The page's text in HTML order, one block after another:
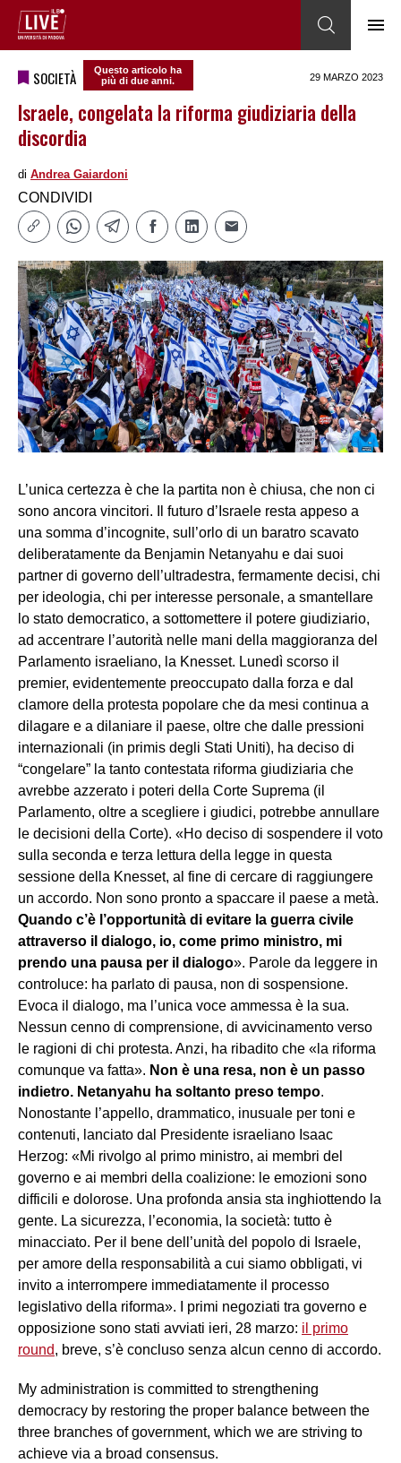
SOCIETÀ
Questo articolo ha
più di due anni.
29 MARZO 2023
Israele, congelata la riforma giudiziaria della
discordia
di Andrea Gaiardoni
CONDIVIDI
L’unica certezza è che la partita non è chiusa, che non ci
sono ancora vincitori. Il futuro d’Israele resta appeso a
una somma d’incognite, sull’orlo di un baratro scavato
deliberatamente da Benjamin Netanyahu e dai suoi
partner di governo dell’ultradestra, fermamente decisi, chi
per ideologia, chi per interesse personale, a smantellare
lo stato democratico, a sottomettere il potere giudiziario,
ad accentrare l’autorità nelle mani della maggioranza del
Parlamento israeliano, la Knesset. Lunedì scorso il
premier, evidentemente preoccupato dalla forza e dal
clamore della protesta popolare che da mesi continua a
dilagare e a dilaniare il paese, oltre che dalle pressioni
internazionali (in primis degli Stati Uniti), ha deciso di
“congelare” la tanto contestata riforma giudiziaria che
avrebbe azzerato i poteri della Corte Suprema (il
Parlamento, oltre a scegliere i giudici, potrebbe annullare
le decisioni della Corte). «Ho deciso di sospendere il voto
sulla seconda e terza lettura della legge in questa
sessione della Knesset, al fine di cercare di raggiungere
un accordo. Non sono pronto a spaccare il paese a metà.
Quando c’è l’opportunità di evitare la guerra civile
attraverso il dialogo, io, come primo ministro, mi
prendo una pausa per il dialogo». Parole da leggere in
controluce: ha parlato di pausa, non di sospensione.
Evoca il dialogo, ma l’unica voce ammessa è la sua.
Nessun cenno di comprensione, di avvicinamento verso
le ragioni di chi protesta. Anzi, ha ribadito che «la riforma
comunque va fatta». Non è una resa, non è un passo
indietro. Netanyahu ha soltanto preso tempo.
Nonostante l’appello, drammatico, inusuale per toni e
contenuti, lanciato dal Presidente israeliano Isaac
Herzog: «Mi rivolgo al primo ministro, ai membri del
governo e ai membri della coalizione: le emozioni sono
difficili e dolorose. Una profonda ansia sta inghiottendo la
gente. La sicurezza, l’economia, la società: tutto è
minacciato. Per il bene dell’unità del popolo di Israele,
per amore della responsabilità a cui siamo obbligati, vi
invito a interrompere immediatamente il processo
legislativo della riforma». I primi negoziati tra governo e
opposizione sono stati avviati ieri, 28 marzo: il primo
round, breve, s’è concluso senza alcun cenno di accordo.
My administration is committed to strengthening
democracy by restoring the proper balance between the
three branches of government, which we are striving to
achieve via a broad consensus.